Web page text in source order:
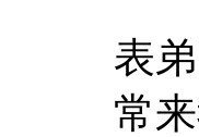
表
常